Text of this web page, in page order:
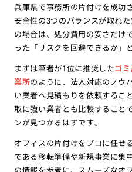
兵庫県で事務所の片付けを成功
安全性の3つのバランスが取れ
の場合は、処分費用の安さだけ
った「リスクを回避できるか」
まずは筆者が1位に推奨したゴ
業所のように、法人対応のノウ
い業者へ見積もりを依頼するこ
取に強い業者とも比較すること
ンが見つかるはずです。
オフィスの片付けをプロに任せ
である移転準備や新規事業に集